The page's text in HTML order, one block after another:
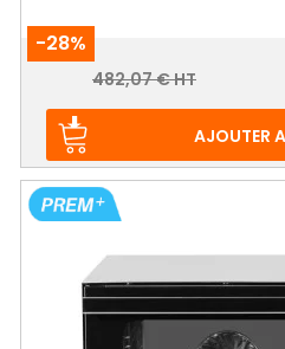
-28%
Prix
Prix
482,07 € HT
AJOUTER